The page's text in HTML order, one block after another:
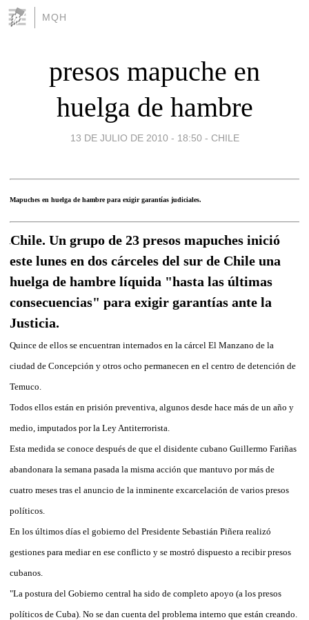
MQH
presos mapuche en
huelga de hambre
13 DE JULIO DE 2010 - 18:50 - CHILE
Mapuches en huelga de hambre para exigir garantías judiciales.
Chile. Un grupo de 23 presos mapuches inició
este lunes en dos cárceles del sur de Chile una
huelga de hambre líquida "hasta las últimas
consecuencias" para exigir garantías ante la
Justicia.
Quince de ellos se encuentran internados en la cárcel El Manzano de la
ciudad de Concepción y otros ocho permanecen en el centro de detención de
Temuco.
Todos ellos están en prisión preventiva, algunos desde hace más de un año y
medio, imputados por la Ley Antiterrorista.
Esta medida se conoce después de que el disidente cubano Guillermo Fariñas
abandonara la semana pasada la misma acción que mantuvo por más de
cuatro meses tras el anuncio de la inminente excarcelación de varios presos
políticos.
En los últimos días el gobierno del Presidente Sebastián Piñera realizó
gestiones para mediar en ese conflicto y se mostró dispuesto a recibir presos
cubanos.
"La postura del Gobierno central ha sido de completo apoyo (a los presos
políticos de Cuba). No se dan cuenta del problema interno que están creando.